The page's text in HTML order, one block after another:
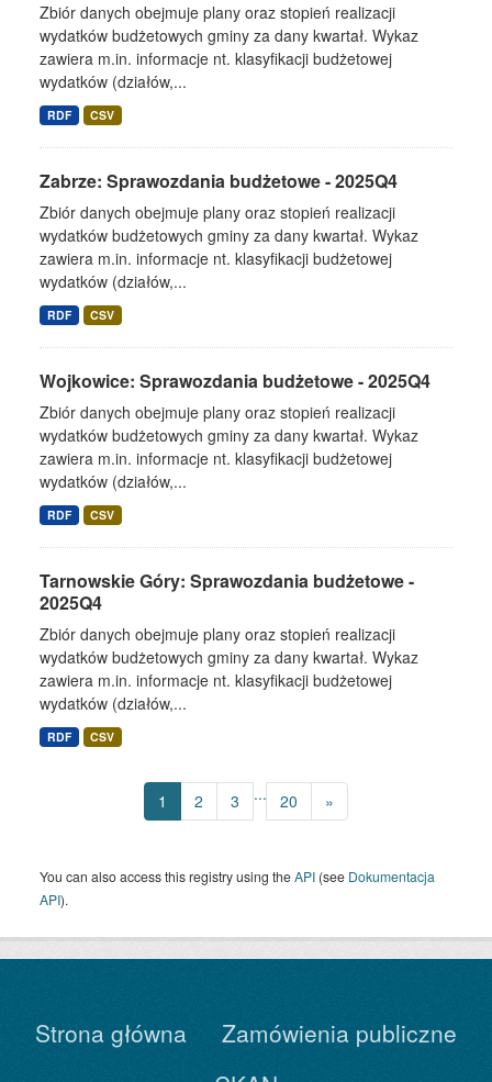
Zbiór danych obejmuje plany oraz stopień realizacji
wydatków budżetowych gminy za dany kwartał. Wykaz
zawiera m.in. informacje nt. klasyfikacji budżetowej
wydatków (działów,...
RDF CSV
Zabrze: Sprawozdania budżetowe - 2025Q4
Zbiór danych obejmuje plany oraz stopień realizacji
wydatków budżetowych gminy za dany kwartał. Wykaz
zawiera m.in. informacje nt. klasyfikacji budżetowej
wydatków (działów,...
RDF CSV
Wojkowice: Sprawozdania budżetowe - 2025Q4
Zbiór danych obejmuje plany oraz stopień realizacji
wydatków budżetowych gminy za dany kwartał. Wykaz
zawiera m.in. informacje nt. klasyfikacji budżetowej
wydatków (działów,...
RDF CSV
Tarnowskie Góry: Sprawozdania budżetowe -
2025Q4
Zbiór danych obejmuje plany oraz stopień realizacji
wydatków budżetowych gminy za dany kwartał. Wykaz
zawiera m.in. informacje nt. klasyfikacji budżetowej
wydatków (działów,...
RDF CSV
1 2 3 ... 20 »
You can also access this registry using theAPI (see Dokumentacja
API).
Strona główna
Zamówienia publiczne